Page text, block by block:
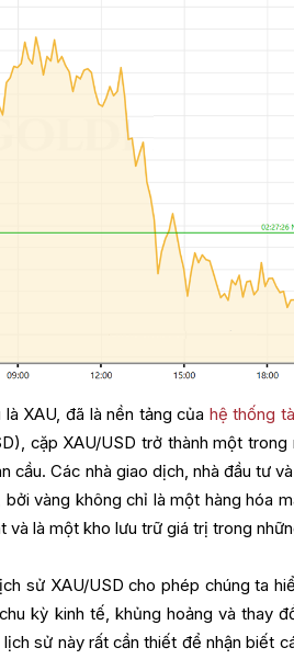
là XAU, đã là nền tảng của hệ thống
cặp XAU/USD trở thành một
cầu. Các nhà giao dịch, nhà đầu tư
bởi vàng không chỉ là một hàng hóa
và là một kho lưu trữ giá trị trong
sử XAU/USD cho phép chúng ta
kỳ kinh tế, khủng hoảng và thay
lịch sử này rất cần thiết để nhận biết